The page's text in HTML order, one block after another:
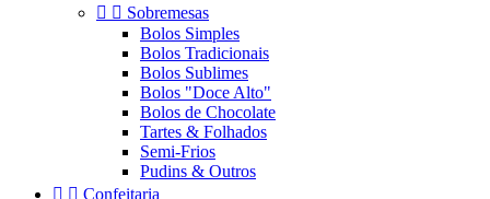
  Sobremesas
Bolos Simples
Bolos Tradicionais
Bolos Sublimes
Bolos "Doce Alto"
Bolos de Chocolate
Tartes & Folhados
Semi-Frios
Pudins & Outros
  Confeitaria